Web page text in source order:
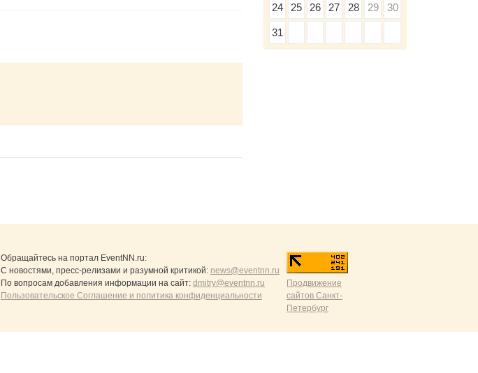
24 25 26 27 28 29 30
31
Обращайтесь на портал EventNN.ru:
С новостями, пресс-релизами и разумной критикой: news@eventnn.ru
По вопросам добавления информации на сайт: dmitry@eventnn.ru
Пользовательское Соглашение и политика конфиденциальности
Продвижение
сайтов Санкт-
Петербург